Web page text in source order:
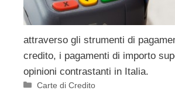
attraverso gli strumenti di
credito, i pagamenti di importo
opinioni contrastanti in Italia.
Categorie
Carte di Credito